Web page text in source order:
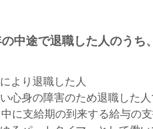
中途で退職した人のうち
より退職した人
心身の障害のため退職した
中に支給期の到来する給与の